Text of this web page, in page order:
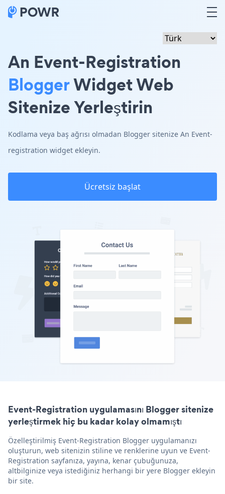
An Event-Registration
BloggerWidget Web
Sitenize Yerleştirin
Kodlama veya baş ağrısı olmadan Blogger sitenize An Event-
registration widget ekleyin.
Ücretsiz başlat
Event-Registration uygulamasını Blogger sitenize
yerleştirmek hiç bu kadar kolay olmamıştı
Özelleştirilmiş Event-Registration Blogger uygulamanızı
oluşturun, web sitenizin stiline ve renklerine uyun ve Event-
Registration sayfanıza, yayına, kenar çubuğunuza,
altbilginize veya istediğiniz herhangi bir yere Blogger ekleyin
bir site.